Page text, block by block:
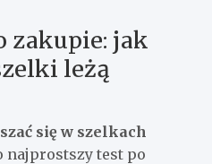
zakupie: jak
leżą
się w szelkach
najprostszy test po